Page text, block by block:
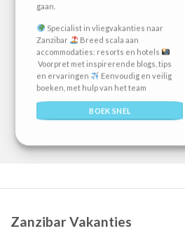
gaan.
Specialist in vliegvakanties naar
Zanzibar
Breed scala aan
accommodaties: resorts en hotels
Voorpret met inspirerende blogs, tips
en ervaringen
Eenvoudig en veilig
boeken, met hulp van het team
BOEK SNEL
Zanzibar Vakanties